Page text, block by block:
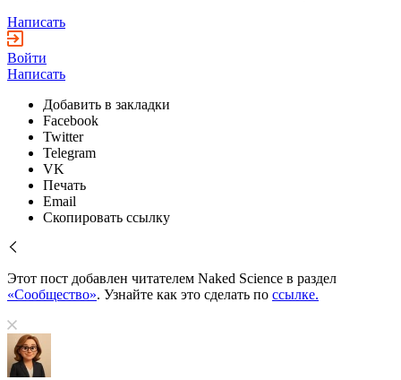
Написать
Войти
Написать
Добавить в закладки
Facebook
Twitter
Telegram
VK
Печать
Email
Скопировать ссылку
Этот пост добавлен читателем Naked Science в раздел
«Сообщество». Узнайте как это сделать по ссылке.